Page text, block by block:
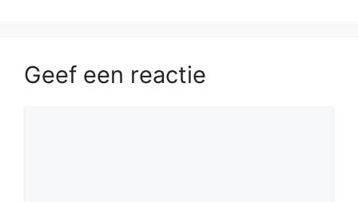
Geef een reactie